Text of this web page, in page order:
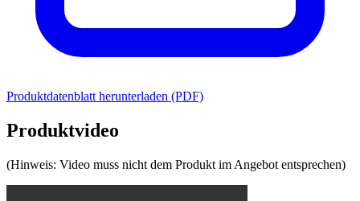
Produktdatenblatt herunterladen (PDF)
Produktvideo
(Hinweis: Video muss nicht dem Produkt im Angebot entsprechen)